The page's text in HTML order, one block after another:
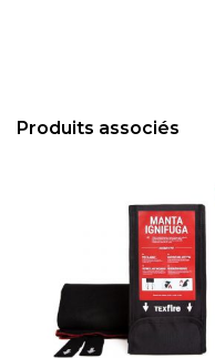
Produits associés